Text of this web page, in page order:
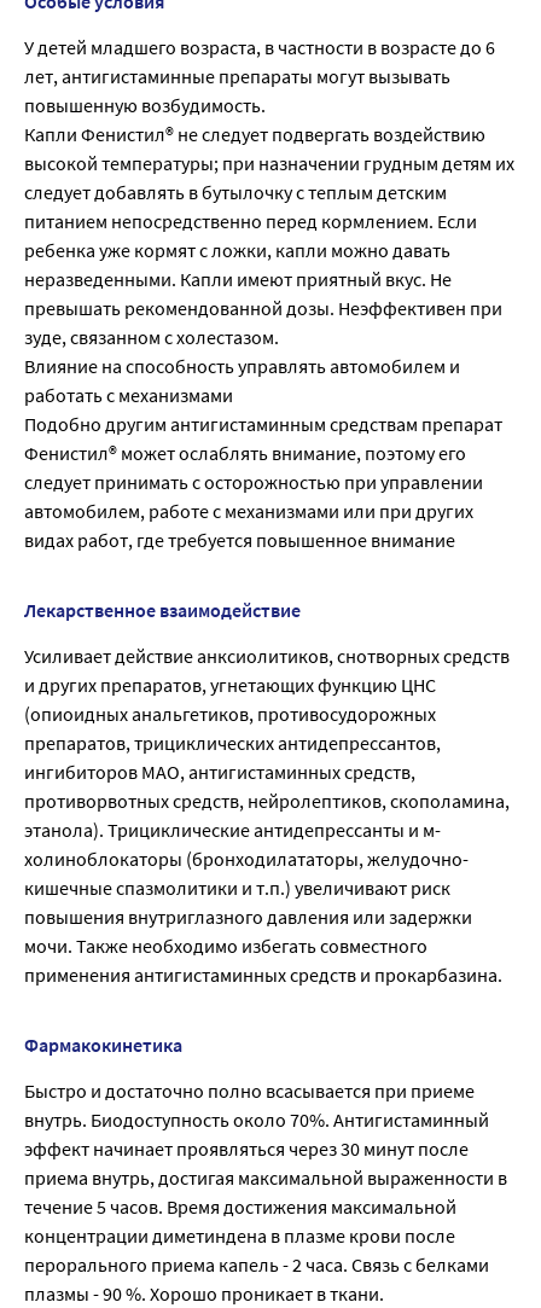
У детей младшего возраста, в частности в возрасте до 6
лет, антигистаминные препараты могут вызывать
повышенную возбудимость.
Капли Фенистил® не следует подвергать воздействию
высокой температуры; при назначении грудным детям их
следует добавлять в бутылочку с теплым детским
питанием непосредственно перед кормлением. Если
ребенка уже кормят с ложки, капли можно давать
неразведенными. Капли имеют приятный вкус. Не
превышать рекомендованной дозы. Неэффективен при
зуде, связанном с холестазом.
Влияние на способность управлять автомобилем и
работать с механизмами
Подобно другим антигистаминным средствам препарат
Фенистил® может ослаблять внимание, поэтому его
следует принимать с осторожностью при управлении
автомобилем, работе с механизмами или при других
видах работ, где требуется повышенное внимание
Лекарственное взаимодействие
Усиливает действие анксиолитиков, снотворных средств
и других препаратов, угнетающих функцию ЦНС
(опиоидных анальгетиков, противосудорожных
препаратов, трициклических антидепрессантов,
ингибиторов МАО, антигистаминных средств,
противорвотных средств, нейролептиков, скополамина,
этанола). Трициклические антидепрессанты и м-
холиноблокаторы (бронходилататоры, желудочно-
кишечные спазмолитики и т.п.) увеличивают риск
повышения внутриглазного давления или задержки
мочи. Также необходимо избегать совместного
применения антигистаминных средств и прокарбазина.
Фармакокинетика
Быстро и достаточно полно всасывается при приеме
внутрь. Биодоступность около 70%. Антигистаминный
эффект начинает проявляться через 30 минут после
приема внутрь, достигая максимальной выраженности в
течение 5 часов. Время достижения максимальной
концентрации диметиндена в плазме крови после
перорального приема капель - 2 часа. Связь с белками
плазмы - 90 %. Хорошо проникает в ткани.